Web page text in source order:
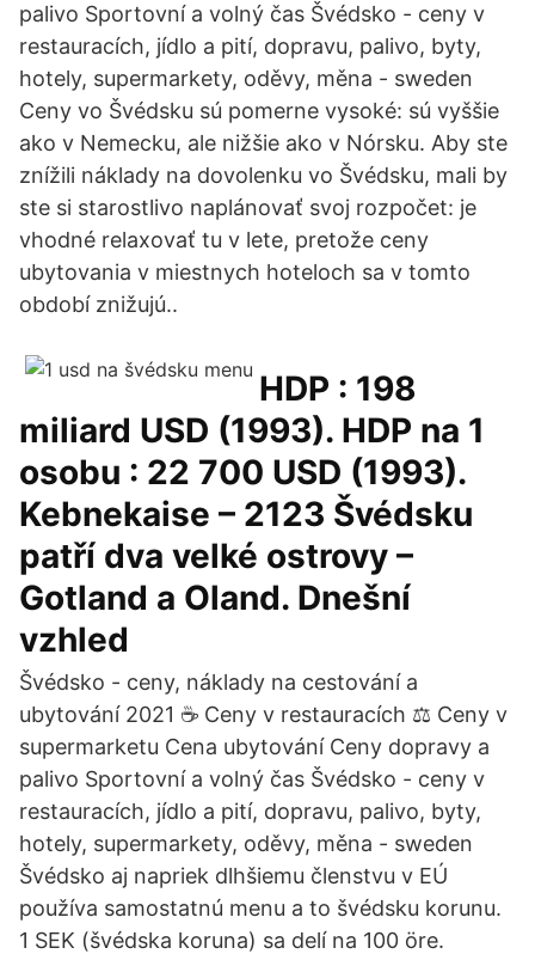
palivo Sportovní a volný čas Švédsko - ceny v
restauracích, jídlo a pití, dopravu, palivo, byty,
hotely, supermarkety, oděvy, měna - sweden
Ceny vo Švédsku sú pomerne vysoké: sú vyššie
ako v Nemecku, ale nižšie ako v Nórsku. Aby ste
znížili náklady na dovolenku vo Švédsku, mali by
ste si starostlivo naplánovať svoj rozpočet: je
vhodné relaxovať tu v lete, pretože ceny
ubytovania v miestnych hoteloch sa v tomto
období znižujú..
HDP : 198
miliard USD (1993). HDP na 1
osobu : 22 700 USD (1993).
Kebnekaise – 2123 Švédsku
patří dva velké ostrovy –
Gotland a Oland. Dnešní
vzhled
Švédsko - ceny, náklady na cestování a
ubytování 2021 ☕ Ceny v restauracích ⚖ Ceny v
supermarketu Cena ubytování Ceny dopravy a
palivo Sportovní a volný čas Švédsko - ceny v
restauracích, jídlo a pití, dopravu, palivo, byty,
hotely, supermarkety, oděvy, měna - sweden
Švédsko aj napriek dlhšiemu členstvu v EÚ
používa samostatnú menu a to švédsku korunu.
1 SEK (švédska koruna) sa delí na 100 öre.